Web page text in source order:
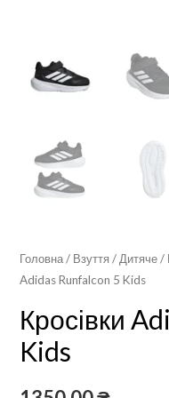
Головна/ Взуття / Дитяче/
Adidas Runfalcon 5 Kids
Кросівки
Kids